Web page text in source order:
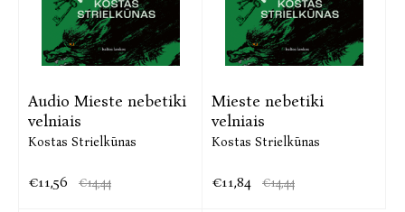
Audio Mieste nebetiki
velniais
Kostas Strielkūnas
€11,56 €14,44
Mieste nebetiki
velniais
Kostas Strielkūnas
€11,84 €14,44